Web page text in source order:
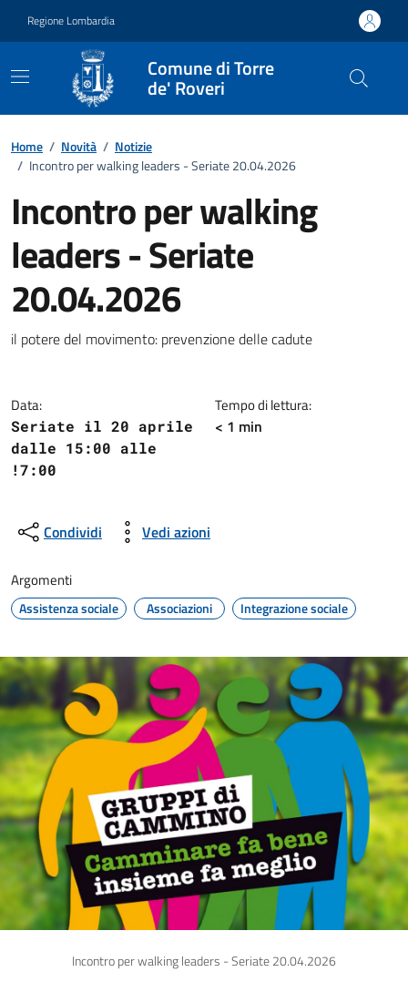
Regione Lombardia
Comune di Torre
de' Roveri
Home / Novità / Notizie
/ Incontro per walking leaders - Seriate 20.04.2026
Incontro per walking
leaders - Seriate
20.04.2026
Dettagli della notizia
il potere del movimento: prevenzione delle cadute
Data:
Seriate il 20 aprile
dalle 15:00 alle
!7:00
Tempo di lettura:
< 1 min
Condividi Vedi azioni
Argomenti
Assistenza sociale Associazioni Integrazione sociale
Incontro per walking leaders - Seriate 20.04.2026